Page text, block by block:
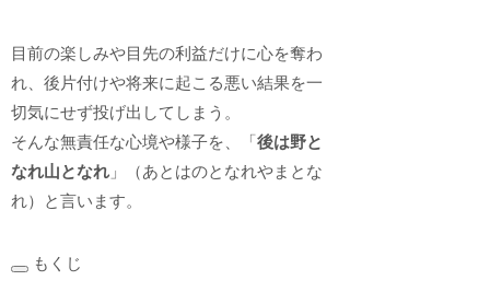
目前の楽しみや目先の利益だけに心を奪わ
れ、後片付けや将来に起こる悪い結果を一
切気にせず投げ出してしまう。
そんな無責任な心境や様子を、「後は野と
なれ山となれ 」（あとはのとなれやまとな
れ）と言います。
もくじ